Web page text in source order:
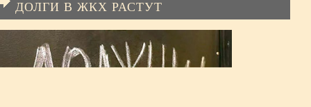
ДОЛГИ В ЖКХ РАСТУТ